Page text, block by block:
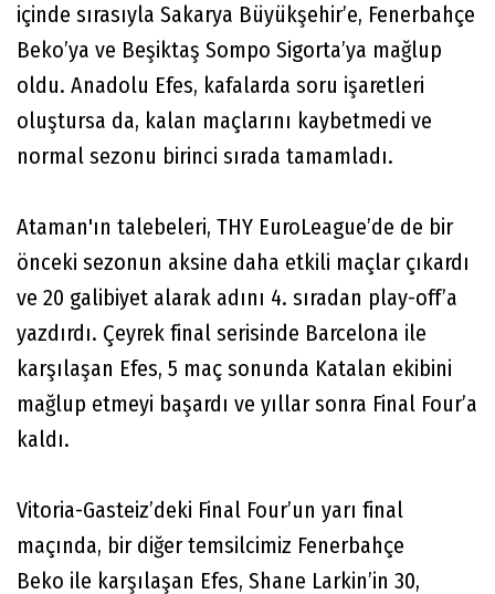
içinde sırasıyla Sakarya Büyükşehir’e, Fenerbahçe
Beko’ya ve Beşiktaş Sompo Sigorta’ya mağlup
oldu. Anadolu Efes, kafalarda soru işaretleri
oluştursa da, kalan maçlarını kaybetmedi ve
normal sezonu birinci sırada tamamladı.
Ataman'ın talebeleri, THY EuroLeague’de de bir
önceki sezonun aksine daha etkili maçlar çıkardı
ve 20 galibiyet alarak adını 4. sıradan play-off’a
yazdırdı. Çeyrek final serisinde Barcelona ile
karşılaşan Efes, 5 maç sonunda Katalan ekibini
mağlup etmeyi başardı ve yıllar sonra Final Four’a
kaldı.
Vitoria-Gasteiz’deki Final Four’un yarı final
maçında, bir diğer temsilcimiz Fenerbahçe
Beko ile karşılaşan Efes, Shane Larkin’in 30,